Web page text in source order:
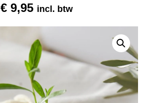
€9,95 incl. btw